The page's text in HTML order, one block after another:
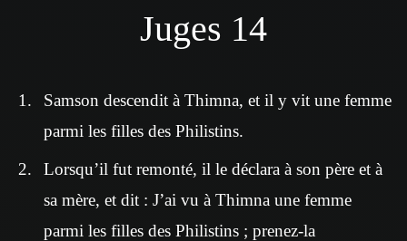
Juges 14
Samson descendit à Thimna, et il y vit une femme
parmi les filles des Philistins.
Lorsqu’il fut remonté, il le déclara à son père et à
sa mère, et dit : J’ai vu à Thimna une femme
parmi les filles des Philistins ; prenez-la